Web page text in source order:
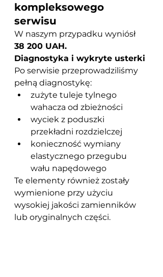
kompleksowego
serwisu
W naszym przypadku wyniósł
38 200 UAH.
Diagnostyka i wykryte usterki
Po serwisie przeprowadziliśmy
pełną diagnostykę:
zużyte tuleje tylnego
wahacza od zbieżności
wyciek z poduszki
przekładni rozdzielczej
konieczność wymiany
elastycznego przegubu
wału napędowego
Te elementy również zostały
wymienione przy użyciu
wysokiej jakości zamienników
lub oryginalnych części.